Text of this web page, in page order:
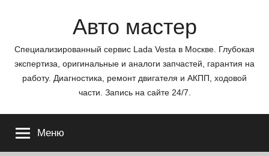
Авто мастер
Специализированный сервис Lada Vesta в Москве. Глубокая
экспертиза, оригинальные и аналоги запчастей, гарантия на
работу. Диагностика, ремонт двигателя и АКПП, ходовой
части. Запись на сайте 24/7.
Меню